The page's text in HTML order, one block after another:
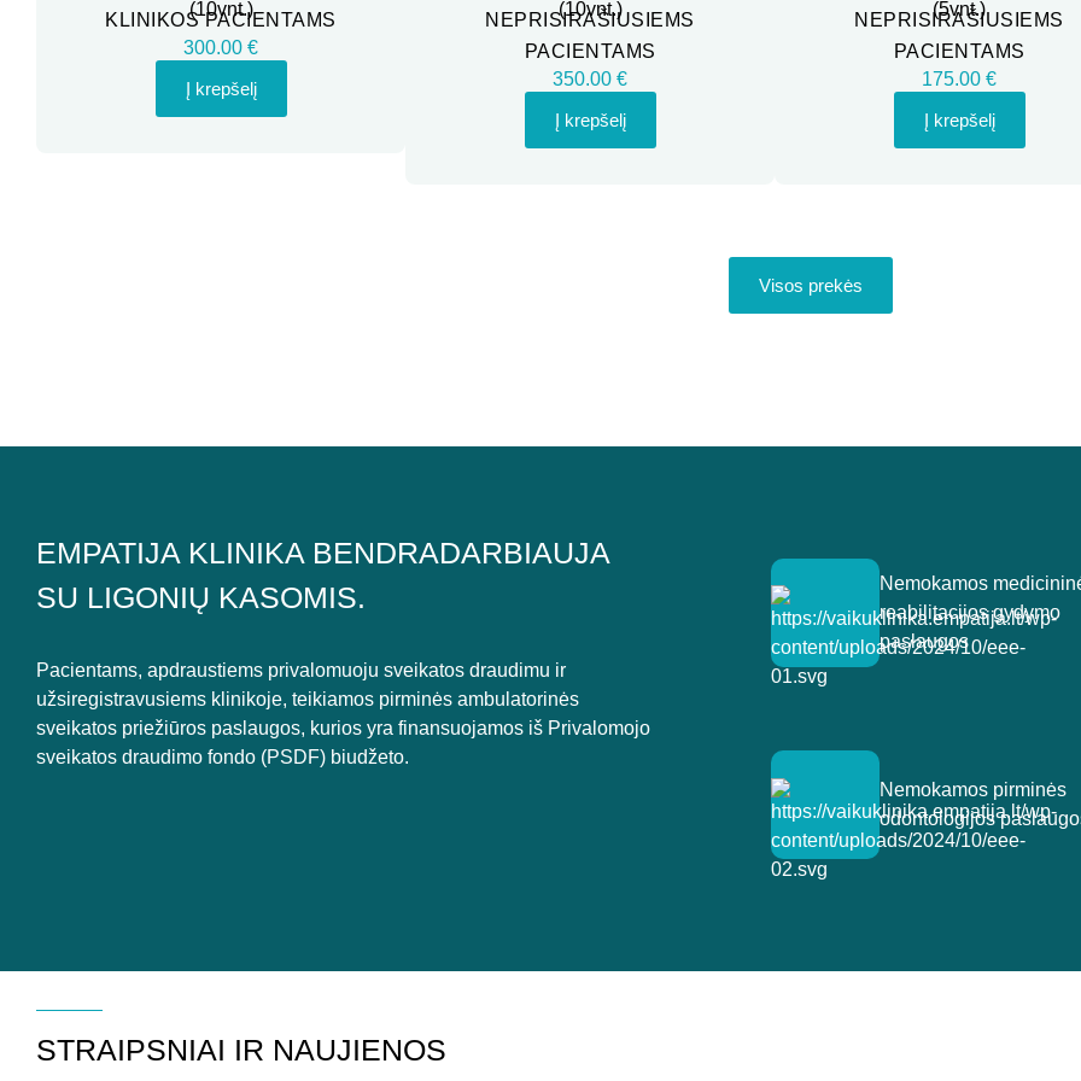
(10vnt.)
KLINIKOS PACIENTAMS
300.00 €
Į krepšelį
(10vnt.)
NEPRISIRAŠIUSIEMS
PACIENTAMS
350.00 €
Į krepšelį
(5vnt.)
NEPRISIRAŠIUSIEMS
PACIENTAMS
175.00 €
Į krepšelį
Visos prekės
EMPATIJA KLINIKA BENDRADARBIAUJA
SU LIGONIŲ KASOMIS.
Pacientams, apdraustiems privalomuoju sveikatos draudimu ir
užsiregistravusiems klinikoje, teikiamos pirminės ambulatorinės
sveikatos priežiūros paslaugos, kurios yra finansuojamos iš Privalomojo
sveikatos draudimo fondo (PSDF) biudžeto.
Nemokamos
reabilitacijos gydymo
paslaugos
Nemokamos pirminės
odontologijos
STRAIPSNIAI IR NAUJIENOS